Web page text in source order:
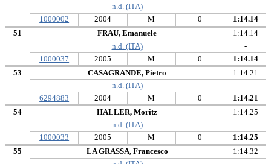
1000002 2004 M
n.d. (ITA)
-
1:14.14
0
51
1000037
FRAU, Emanuele
2005 M
n.d. (ITA)
1:14.14
-
1:14.14
0
53
6294883
CASAGRANDE, Pietro
2004 M
n.d. (ITA)
1:14.21
-
1:14.21
0
54
1000033
HALLER, Moritz
2005 M
n.d. (ITA)
1:14.25
-
1:14.25
0
55
LA GRASSA, Francesco
1:14.32